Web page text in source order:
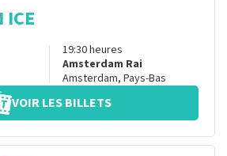
ICE
19:30heures
Amsterdam Rai
Amsterdam, Pays-Bas
VOIR LES BILLETS